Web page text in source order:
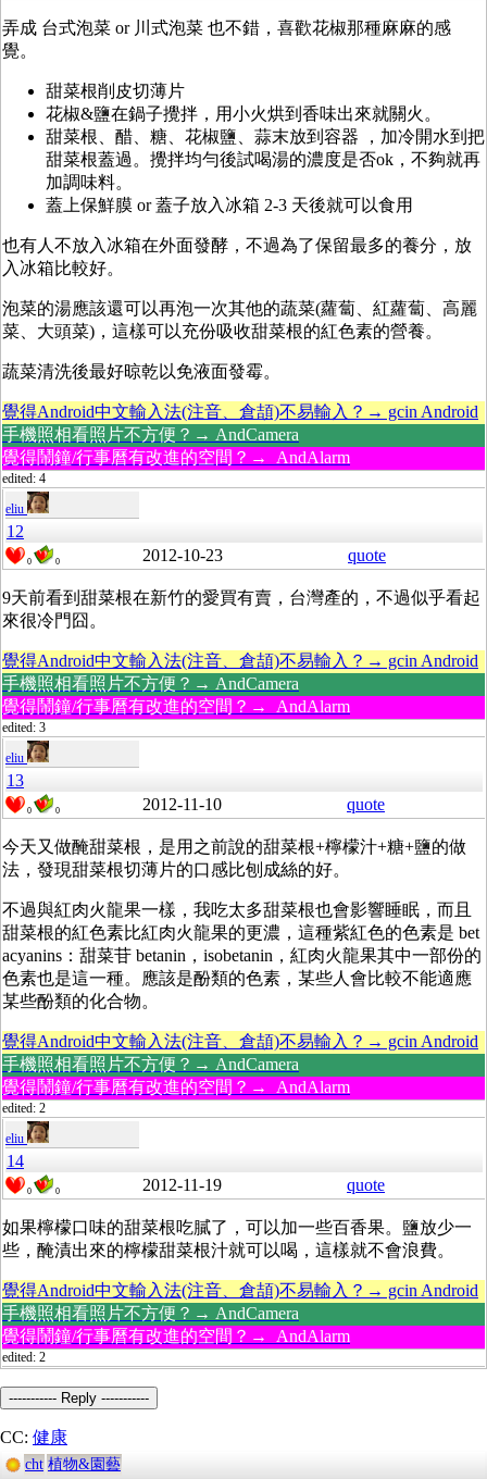
弄成 台式泡菜 or 川式泡菜 也不錯，喜歡花椒那種麻麻的感
覺。
甜菜根削皮切薄片
花椒&鹽在鍋子攪拌，用小火烘到香味出來就關火。
甜菜根、醋、糖、花椒鹽、蒜末放到容器 ，加冷開水到把
甜菜根蓋過。攪拌均勻後試喝湯的濃度是否ok，不夠就再
加調味料。
蓋上保鮮膜 or 蓋子放入冰箱 2-3 天後就可以食用
也有人不放入冰箱在外面發酵，不過為了保留最多的養分，放
入冰箱比較好。
泡菜的湯應該還可以再泡一次其他的蔬菜(蘿蔔、紅蘿蔔、高麗
菜、大頭菜)，這樣可以充份吸收甜菜根的紅色素的營養。
蔬菜清洗後最好晾乾以免液面發霉。
覺得Android中文輸入法(注音、倉頡)不易輸入？→ gcin Android
手機照相看照片不方便？→ AndCamera
覺得鬧鐘/行事曆有改進的空間？→ AndAlarm
edited: 4
eliu
12
0 0 2012-10-23 quote
9天前看到甜菜根在新竹的愛買有賣，台灣產的，不過似乎看起
來很冷門囧。
覺得Android中文輸入法(注音、倉頡)不易輸入？→ gcin Android
手機照相看照片不方便？→ AndCamera
覺得鬧鐘/行事曆有改進的空間？→ AndAlarm
edited: 3
eliu
13
0 0 2012-11-10 quote
今天又做醃甜菜根，是用之前說的甜菜根+檸檬汁+糖+鹽的做
法，發現甜菜根切薄片的口感比刨成絲的好。
不過與紅肉火龍果一樣，我吃太多甜菜根也會影響睡眠，而且
甜菜根的紅色素比紅肉火龍果的更濃，這種紫紅色的色素是 bet
acyanins：甜菜苷 betanin，isobetanin，紅肉火龍果其中一部份的
色素也是這一種。應該是酚類的色素，某些人會比較不能適應
某些酚類的化合物。
覺得Android中文輸入法(注音、倉頡)不易輸入？→ gcin Android
手機照相看照片不方便？→ AndCamera
覺得鬧鐘/行事曆有改進的空間？→ AndAlarm
edited: 2
eliu
14
0 0 2012-11-19 quote
如果檸檬口味的甜菜根吃膩了，可以加一些百香果。鹽放少一
些，醃漬出來的檸檬甜菜根汁就可以喝，這樣就不會浪費。
覺得Android中文輸入法(注音、倉頡)不易輸入？→ gcin Android
手機照相看照片不方便？→ AndCamera
覺得鬧鐘/行事曆有改進的空間？→ AndAlarm
edited: 2
----------- Reply -----------
CC: 健康
cht 植物&園藝